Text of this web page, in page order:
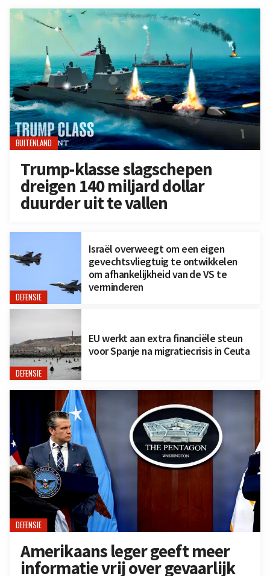
BUITENLAND
Trump-klasse slagschepen
dreigen 140 miljard dollar
duurder uit te vallen
DEFENSIE
Israël overweegt om een eigen
gevechtsvliegtuig te ontwikkelen
om afhankelijkheid van de VS te
verminderen
DEFENSIE
EU werkt aan extra financiële steun
voor Spanje na migratiecrisis in Ceuta
DEFENSIE
Amerikaans leger geeft meer
informatie vrij over gevaarlijk